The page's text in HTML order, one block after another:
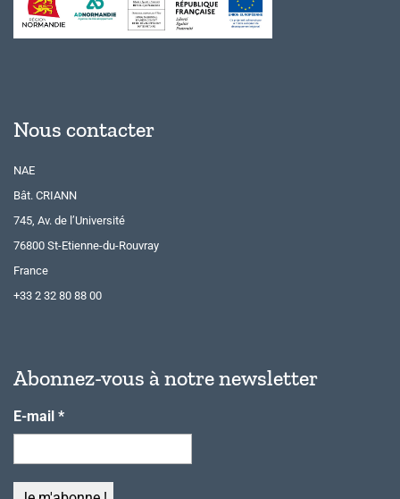
Nous contacter
NAE
Bât. CRIANN
745, Av. de l’Université
76800 St-Etienne-du-Rouvray
France
+33 2 32 80 88 00
Abonnez-vous à notre newsletter
E-mail *